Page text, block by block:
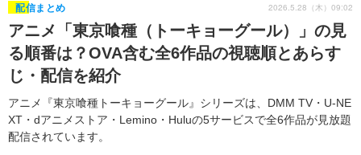
ゲーム グッズ
イベント 海外
海外イベント ビジネス
俳優・タレント アーティスト
ビジネス
アニメ 実写
書評 イベント
ゲーム 座談会
動画
アニメ
アニメ！アニメ！TV ABEMA Cafe
連載・コラム
アニメ「東京喰種（トーキョーグール）」の見
る順番は？OVA含む全6作品の視聴順とあらす
じ・配信を紹介
アニメ『東京喰種トーキョーグール』シリーズは、DMM TV・U-NE
XT・dアニメストア・Lemino・Huluの5サービスで全6作品が見放題
配信されています。
配信まとめ 2026.5.28（木）09:02